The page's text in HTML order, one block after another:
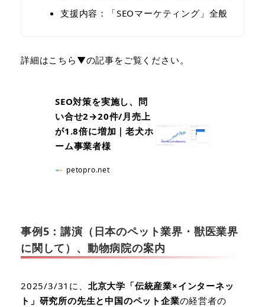
⽀援内容：「SEOマーケティング」全般
詳細はこちら▼の記事をご覧ください。
SEO対策を実施し、問
い合せ2→20件/月売上
が1.8倍に増加｜老犬ホ
ーム事業者様
petopro.net
事例5：講演（日本のペット業界・獣医業界
に関して）、動物病院の案内
2025/3/31に、 北京大学「伝統産業×インターネッ
ト」研究所の先生と中国のペット企業の経営者の